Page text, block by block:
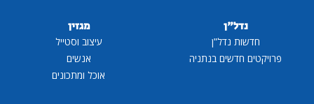
נדל"ן
חדשות נדל"ן
פרויקטים חדשים בנתניה
מגזין
עיצוב וסטייל
אנשים
אוכל ומתכונים